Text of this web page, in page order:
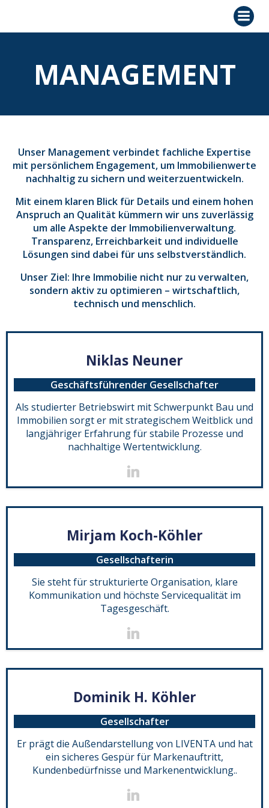
springen
MANAGEMENT
Unser Management verbindet fachliche Expertise
mit persönlichem Engagement, um Immobilienwerte
nachhaltig zu sichern und weiterzuentwickeln.
Mit einem klaren Blick für Details und einem hohen
Anspruch an Qualität kümmern wir uns zuverlässig
um alle Aspekte der Immobilienverwaltung.
Transparenz, Erreichbarkeit und individuelle
Lösungen sind dabei für uns selbstverständlich.
Unser Ziel: Ihre Immobilie nicht nur zu verwalten,
sondern aktiv zu optimieren – wirtschaftlich,
technisch und menschlich.
Niklas Neuner
Geschäftsführender Gesellschafter
Als studierter Betriebswirt mit Schwerpunkt Bau und
Immobilien sorgt er mit strategischem Weitblick und
langjähriger Erfahrung für stabile Prozesse und
nachhaltige Wertentwicklung.
Mirjam Koch-Köhler
Gesellschafterin
Sie steht für strukturierte Organisation, klare
Kommunikation und höchste Servicequalität im
Tagesgeschäft.
Dominik H. Köhler
Gesellschafter
Er prägt die Außendarstellung von LIVENTA und hat
ein sicheres Gespür für Markenauftritt,
Kundenbedürfnisse und Markenentwicklung..